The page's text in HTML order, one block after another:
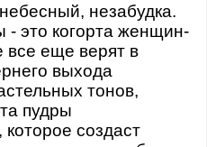
незабудка.
это когорта женщин-
все еще верят в
выхода
тонов,
пудры
создаст